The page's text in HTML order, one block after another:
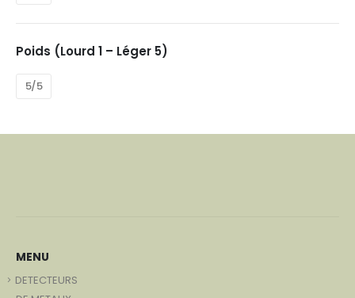
Poids (Lourd 1 – Léger 5)
5/5
MENU
DETECTEURS